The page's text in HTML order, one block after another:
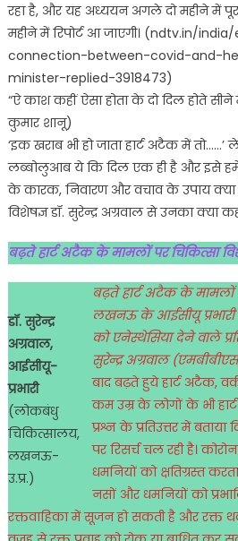
रहा है, और यह अध्ययन अगले दो महीने में
महीने में रिपोर्ट आ जाएगी। (ndtv.in/
connection-between-covid-and-
minister-replied-3918473)
“ऐ काश कहीं ऐसा होता के दो दिल होते
कुमार शानू)
‘इक खराब भी हो जाता हार्ट अटैक में
लब्बोलुआब ये कि दिल एक ही है और इसे हमें
के कारक, निवारण और वचाव के उपाय क्या
विशेषज्ञ डॉ. सुरेन्द्र अग्रवाल से उनका क्या
बढ़ते हार्ट अटैक के मामलों परचिकित्सा
डॉ. सुरेन्द्र
अग्रवाल,
आईसीयू-
प्रभारी
(लोकबंधु
चिकित्सालय,
लखनऊ-
उ.प्र.)
बढ़ते हार्ट अटैक के
लखनऊ के आईसीयू प्रभारी
को एनेस्थेसिया देने वाले
सुरेन्द्र अग्रवाल
बाद बढ़ते हुये हार्ट अटैक,
कम उम्र के लोगों के भी
प्रश्न के प्रतिउत्तर में
पर रिसर्च चल रही है।
धमनियों को क्षतिग्रस्त
नसों और धमनियों को
रक्तवाहिका में सूजन हो सकती है और रक्त